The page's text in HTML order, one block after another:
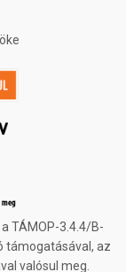
TÁMOP-3.4.4/B-
támogatásával, az
valósul meg.